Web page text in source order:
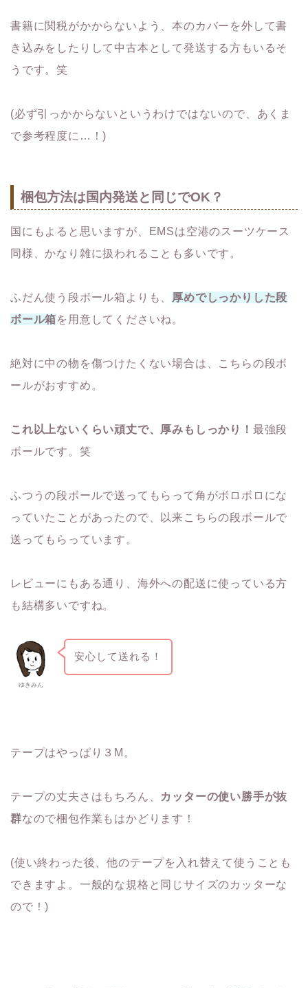
書籍に関税がかからないよう、本のカバーを外して書
き込みをしたりして中古本として発送する方もいるそ
うです。笑
(必ず引っかからないというわけではないので、あくま
で参考程度に…！)
梱包方法は国内発送と同じでOK？
国にもよると思いますが、EMSは空港のスーツケース
同様、かなり雑に扱われることも多いです。
ふだん使う段ボール箱よりも、
厚めでしっかりした段
ボール箱を用意してくださいね。
絶対に中の物を傷つけたくない場合は、こちらの段ボ
ールがおすすめ。
これ以上ないくらい頑丈で、厚みもしっかり！ 最強段
ボールです。笑
ふつうの段ボールで送ってもらって角がボロボロにな
っていたことがあったので、以来こちらの段ボールで
送ってもらっています。
レビューにもある通り、海外への配送に使っている方
も結構多いですね。
ゆきみん
安心して送れる！
テープはやっぱり３M。
テープの丈夫さはもちろん、 カッターの使い勝手が抜
群なので梱包作業もはかどります！
(使い終わった後、他のテープを入れ替えて使うことも
できますよ。一般的な規格と同じサイズのカッターな
ので！)